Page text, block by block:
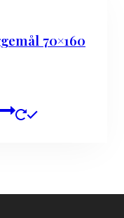
70×160